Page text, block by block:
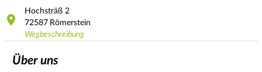
Hochsträß 2
72587 Römerstein
Wegbeschreibung
Über uns